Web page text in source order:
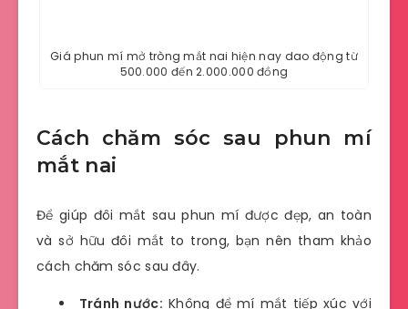
Giá phun mí mở tròng mắt nai hiện nay dao động từ
500.000 đến 2.000.000 đồng
Cách chăm sóc sau phun mí
mắt nai
Để giúp đôi mắt sau phun mí được đẹp, an toàn
và sở hữu đôi mắt to trong, bạn nên tham khảo
cách chăm sóc sau đây.
Tránh nước: Không để mí mắt tiếp xúc với